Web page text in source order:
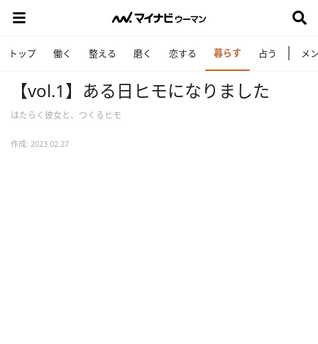
トップ 働く 整える 磨く 恋する 暮らす 占う メ
【vol.1】ある日ヒモになりました
はたらく彼女と、つくるヒモ
作成: 2023.02.27